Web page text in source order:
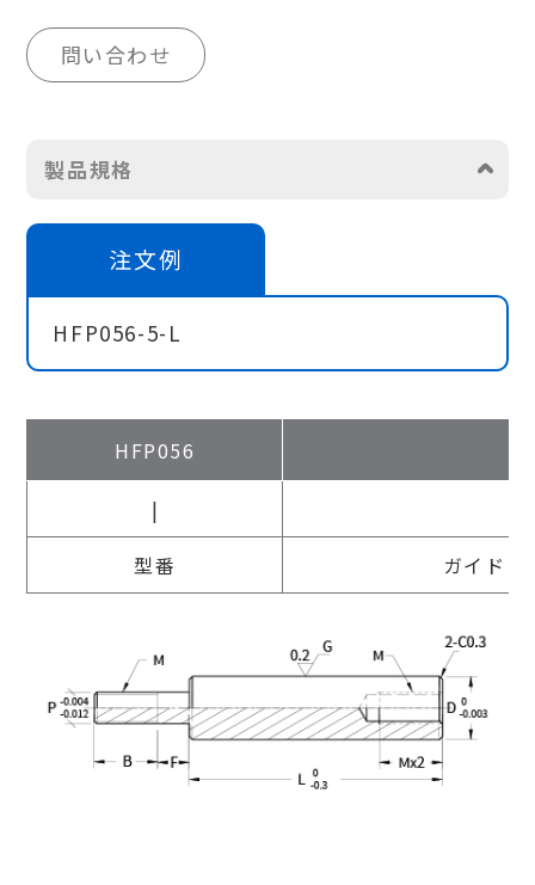
問い合わせ
製品規格
注文例
HFP056-5-L
HFP056
|
型番
ガイド